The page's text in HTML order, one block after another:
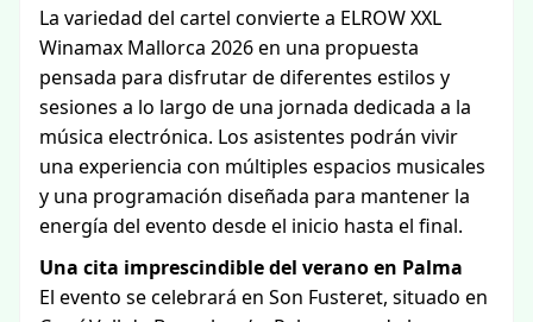
La variedad del cartel convierte a ELROW XXL
Winamax Mallorca 2026 en una propuesta
pensada para disfrutar de diferentes estilos y
sesiones a lo largo de una jornada dedicada a la
música electrónica. Los asistentes podrán vivir
una experiencia con múltiples espacios musicales
y una programación diseñada para mantener la
energía del evento desde el inicio hasta el final.
Una cita imprescindible del verano en Palma
El evento se celebrará en Son Fusteret, situado en